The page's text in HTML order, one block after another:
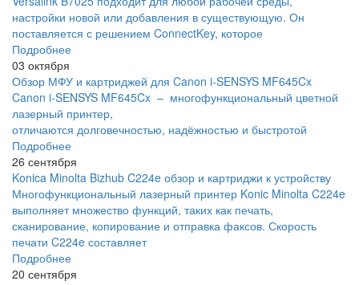
настройки новой или добавления в существующую. Он
поставляется с решением ConnectKey, которое
Подробнее
03 октября
Обзор МФУ и картриджей для Canon i-SENSYS MF645Cx
Canon i-SENSYS MF645Cx – многофункциональный цветной
лазерный принтер,
отличаются долговечностью, надёжностью и быстротой
Подробнее
26 сентября
Konica Minolta Bizhub C224e обзор и картриджи к устройству
Многофункциональный лазерный принтер Konic Minolta C224e
выполняет множество функций, таких как печать,
сканирование, копирование и отправка факсов. Скорость
печати C224e составляет
Подробнее
20 сентября